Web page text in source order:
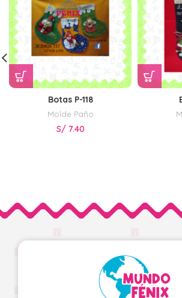
Botas P-118
Molde Paño
S/7.40